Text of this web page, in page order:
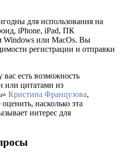
для использования на
iPhone, iPad, ПК
Windows или MacOs. Вы
регистрации и отправки
вас есть возможность
или цитатами из
Кристина Французова,
насколько эта
интерес для